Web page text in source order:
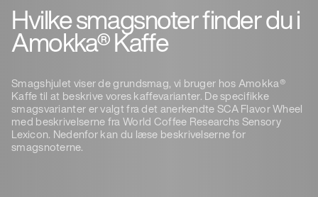
Hvilke smagsnoter finder du i
Amokka® Kaffe
Smagshjulet viser de grundsmag, vi bruger hos Amokka®
Kaffe til at beskrive vores kaffevarianter. De specifikke
smagsvarianter er valgt fra det anerkendte SCA Flavor Wheel
med beskrivelserne fra World Coffee Researchs Sensory
Lexicon. Nedenfor kan du læse beskrivelserne for
smagsnoterne.